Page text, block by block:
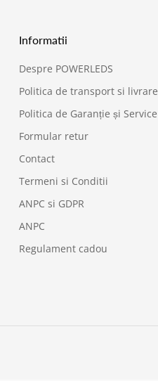
Informatii
Despre POWERLEDS
Politica de transport si livrare
Politica de Garanție și Service
Formular retur
Contact
Termeni si Conditii
ANPC si GDPR
ANPC
Regulament cadou